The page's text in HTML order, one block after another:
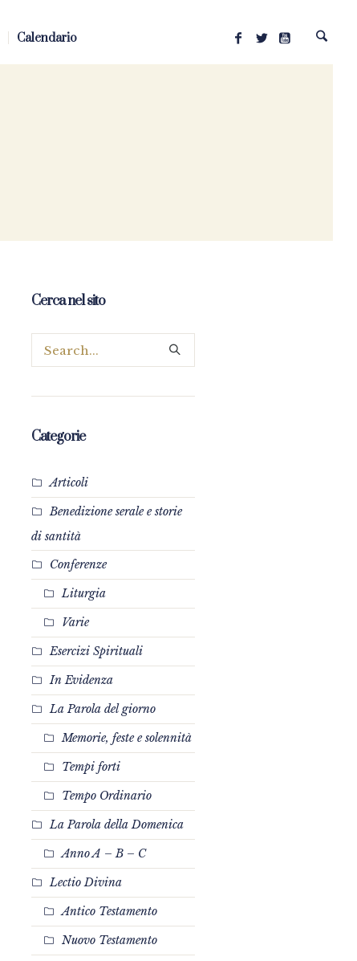
Calendario
Cerca nel sito
Categorie
Articoli
Benedizione serale e storie
di santità
Conferenze
Liturgia
Varie
Esercizi Spirituali
In Evidenza
La Parola del giorno
Memorie, feste e solennità
Tempi forti
Tempo Ordinario
La Parola della Domenica
Anno A – B – C
Lectio Divina
Antico Testamento
Nuovo Testamento